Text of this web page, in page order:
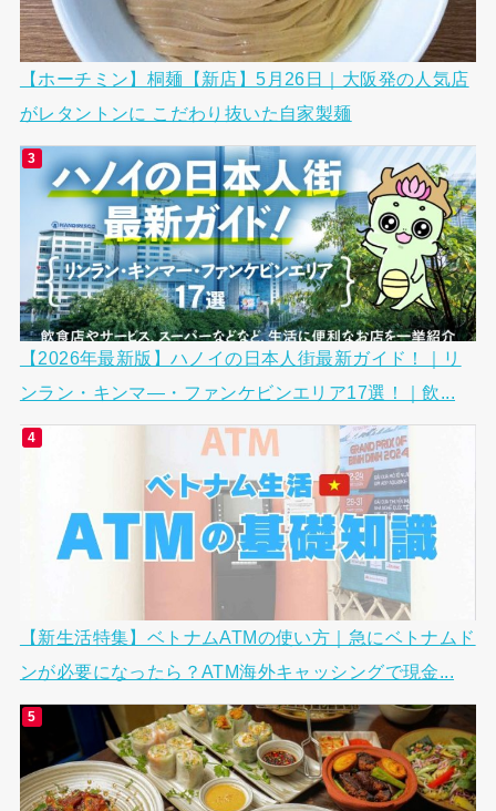
【ホーチミン】桐麺【新店】5月26日｜大阪発の人気店
がレタントンに こだわり抜いた自家製麺
【2026年最新版】ハノイの日本人街最新ガイド！｜リ
ンラン・キンマ―・ファンケビンエリア17選！｜飲...
【新生活特集】ベトナムATMの使い方｜急にベトナムド
ンが必要になったら？ATM海外キャッシングで現金...